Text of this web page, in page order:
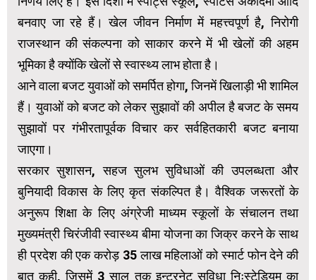
बनवाए जा रहे हैं। खेल जीवन निर्माण में महत्त्वपूर्ण है, निरोगी
राजस्थान की संकल्पना को साकार करने में भी खेलों की अहम
भूमिका है क्योंकि खेलों से स्वास्थ्य लाभ होता है।
आने वाला बजट युवाओं को समर्पित होगा, जिनमें खिलाड़ी भी शामिल
हैं। युवाओं को बजट को लेकर सुझावों की अपील है बजट के समय
सुझावों पर गंभीरतापूर्वक विचार कर सर्वहितकारी बजट बनाया
जाएगा।
सरकार सुशासन, सहज सुलभ सुविधाओं की उपलब्धता और
बुनियादी विकास के लिए कृत संकल्पित है। वैश्विक जरूरतों के
अनुरूप शिक्षा के लिए अंग्रेजी माध्यम स्कूलों के संचालन तथा
मुख्यमंत्री चिरंजीवी स्वास्थ्य बीमा योजना का जिक्र करने के साथ
ही प्रदेश की एक करोड़ 35 लाख महिलाओं को स्मार्ट फोन देने की
बात कही, जिसमें 3 साल तक इन्टरनेट सुविधा निःस्टेडियम का